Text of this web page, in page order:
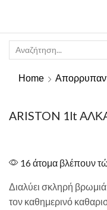
Home
ARISTON 1lt
16 άτομα βλέπουν
Διαλύει σκληρή βρωμιά
τον καθημερινό